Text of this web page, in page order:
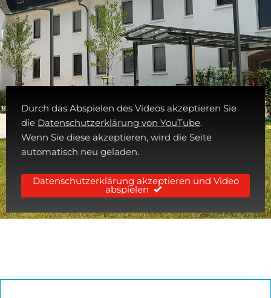
Durch das Abspielen des Videos akzeptieren Sie
die Datenschutzerklärung von YouTube.
Wenn Sie diese akzeptieren, wird die Seite
automatisch neu geladen.
Datenschutzerklärung akzeptieren und Video
abspielen